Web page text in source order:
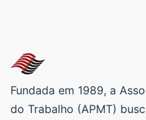
Fundada em 1989, a
do Trabalho (APMT)